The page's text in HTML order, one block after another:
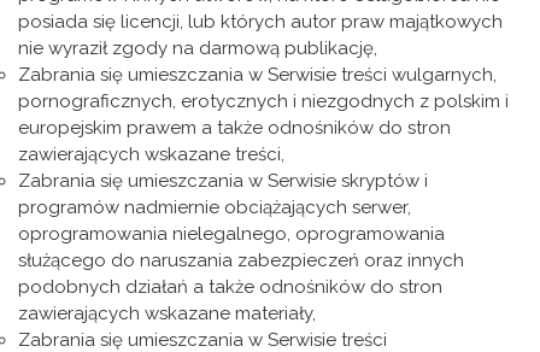
posiada się licencji, lub których autor praw majątkowych
nie wyraził zgody na darmową publikację,
Zabrania się umieszczania w Serwisie treści wulgarnych,
pornograficznych, erotycznych i niezgodnych z polskim i
europejskim prawem a także odnośników do stron
zawierających wskazane treści,
Zabrania się umieszczania w Serwisie skryptów i
programów nadmiernie obciążających serwer,
oprogramowania nielegalnego, oprogramowania
służącego do naruszania zabezpieczeń oraz innych
podobnych działań a także odnośników do stron
zawierających wskazane materiały,
Zabrania się umieszczania w Serwisie treści